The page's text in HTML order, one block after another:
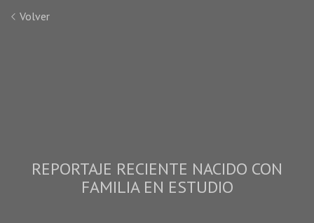
Volver
REPORTAJE RECIENTE NACIDO CON
FAMILIA EN ESTUDIO